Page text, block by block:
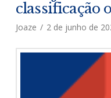
classificação
Joaze 2 de junho de